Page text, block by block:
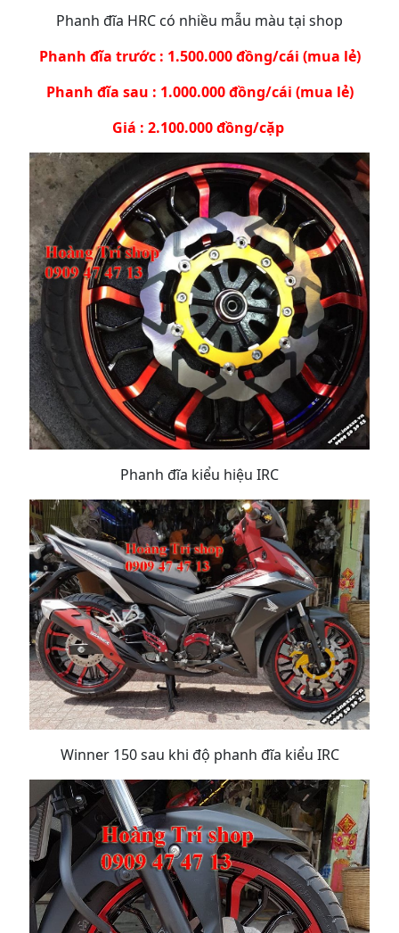
Phanh đĩa HRC có nhiều mẫu màu tại shop
Phanh đĩa trước : 1.500.000 đồng/cái (mua lẻ)
Phanh đĩa sau : 1.000.000 đồng/cái (mua lẻ)
Giá : 2.100.000 đồng/cặp
Phanh đĩa kiểu hiệu IRC
Winner 150 sau khi độ phanh đĩa kiểu IRC